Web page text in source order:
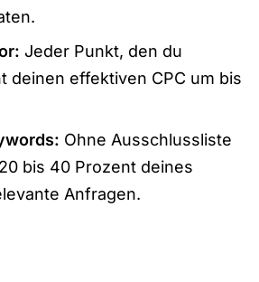
Jeder Punkt, den du
deinen effektiven CPC um bis
Ohne Ausschlussliste
bis 40 Prozent deines
Anfragen.